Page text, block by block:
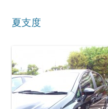
夏支度